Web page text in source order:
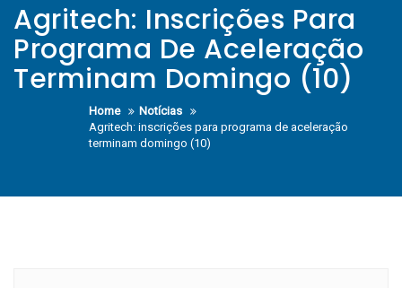
Agritech: Inscrições Para
Programa De Aceleração
Terminam Domingo (10)
Home
Notícias
Agritech: inscrições para programa de aceleração
terminam domingo (10)